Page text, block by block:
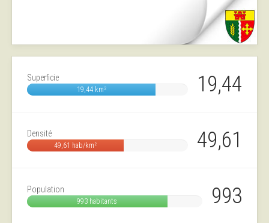
19,44
Superficie
19,44 km²
49,61
Densité
49,61 hab/km²
993
Population
993 habitants